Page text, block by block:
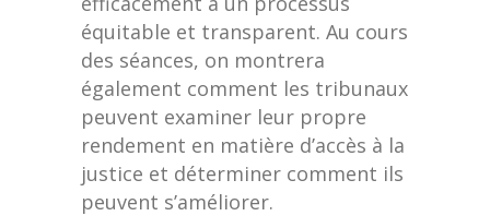
équitable et transparent. Au cours
des séances, on montrera
également comment les tribunaux
peuvent examiner leur propre
rendement en matière d’accès à la
justice et déterminer comment ils
peuvent s’améliorer.